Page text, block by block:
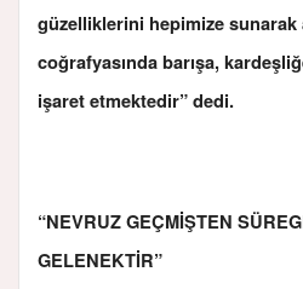
güzelliklerini hepimize sunarak
coğrafyasında barışa,
işaret etmektedir” dedi.
“NEVRUZ GEÇMİŞTEN
GELENEKTİR”